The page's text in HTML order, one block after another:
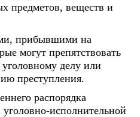
предметов, веществ и
прибывшими на
могут препятствовать
делу или
преступления.
распорядка
исполнительной